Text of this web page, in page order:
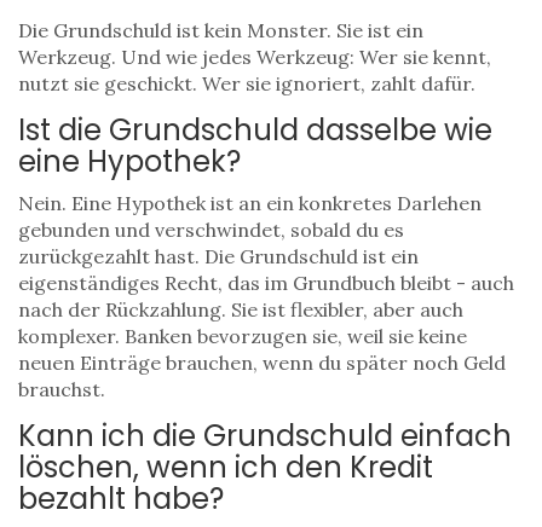
Die Grundschuld ist kein Monster. Sie ist ein
Werkzeug. Und wie jedes Werkzeug: Wer sie kennt,
nutzt sie geschickt. Wer sie ignoriert, zahlt dafür.
Ist die Grundschuld dasselbe wie
eine Hypothek?
Nein. Eine Hypothek ist an ein konkretes Darlehen
gebunden und verschwindet, sobald du es
zurückgezahlt hast. Die Grundschuld ist ein
eigenständiges Recht, das im Grundbuch bleibt - auch
nach der Rückzahlung. Sie ist flexibler, aber auch
komplexer. Banken bevorzugen sie, weil sie keine
neuen Einträge brauchen, wenn du später noch Geld
brauchst.
Kann ich die Grundschuld einfach
löschen, wenn ich den Kredit
bezahlt habe?